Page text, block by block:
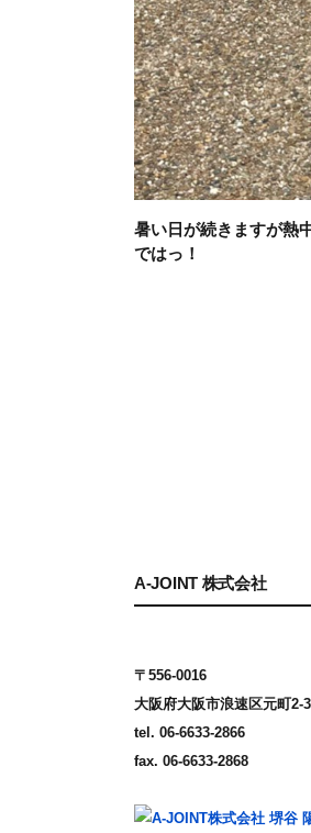
暑い日が続きますが熱
ではっ！
A-JOINT 株式会社
〒556-0016
大阪府大阪市浪速区元町2-
tel. 06-6633-2866
fax. 06-6633-2868